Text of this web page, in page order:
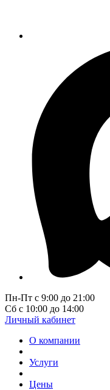
Пн-Пт с 9:00 до 21:00
Сб с 10:00 до 14:00
Личный кабинет
О компании
Услуги
Цены